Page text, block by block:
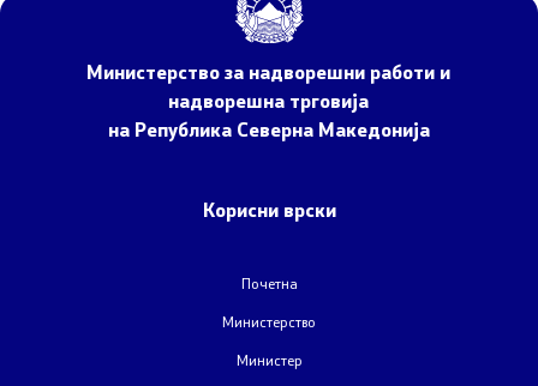
Економска дипломатија
Регионални иницијативи
Прашањето за името
Посети ја Северна Македонија
Европски систем за влез и излез и патни одобренија
Министерство за надворешни работи и
надворешна трговија
на Република Северна Македонија
Корисни врски
Почетна
Министерство
Министер